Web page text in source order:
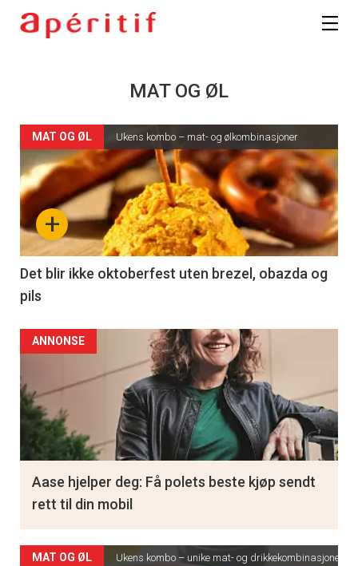
MAT OG ØL
+
MAT OG ØL Ukens kombo – mat- og ølkombinasjoner
Det blir ikke oktoberfest uten brezel, obazda og
pils
MAT OG ØL Ukens kombo – unike mat- og drikkekombinasjoner
ANNONSE
Aase hjelper deg: Få polets beste kjøp sendt
rett til din mobil